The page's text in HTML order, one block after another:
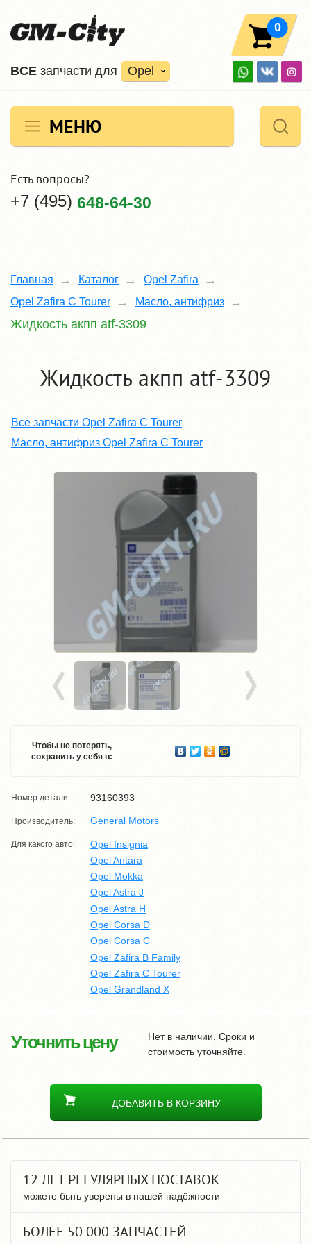
ВCE запчасти для Opel
0
МЕНЮ
Есть вопросы?
+7 (495) 648-64-30
Главная Каталог
Opel Zafira
Opel Zafira C Tourer
Масло, антифриз
Жидкость акпп atf-3309
Жидкость акпп atf-3309
Все запчасти Opel Zafira C Tourer
Масло, антифриз Opel Zafira C Tourer
Чтобы не потерять,
сохранить у себя в:
Номер детали: 93160393
Производитель: General Motors
Для какого авто:
Opel Insignia
Opel Antara
Opel Mokka
Opel Astra J
Opel Astra H
Opel Corsa D
Opel Corsa C
Opel Zafira B Family
Opel Zafira C Tourer
Opel Grandland X
Уточнить цену
Нет в наличии. Сроки и
стоимость уточняйте.
ДОБАВИТЬ В КОРЗИНУ
12 ЛЕТ РЕГУЛЯРНЫХ ПОСТАВОК
можете быть уверены в нашей надёжности
БОЛЕЕ 50 000 ЗАПЧАСТЕЙ